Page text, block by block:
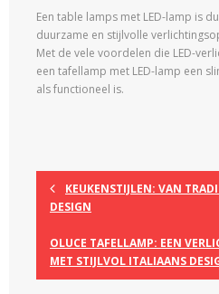
Een table lamps met LED-lamp is
duurzame en stijlvolle
Met de vele voordelen die LED-
een tafellamp met LED-lamp een
als functioneel is.
KEUKENSTIJLEN: VAN
DESIGN
OLUCE TAFELLAMP: EEN
MET STIJLVOL ITALIAANS